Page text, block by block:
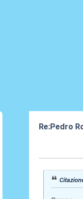
Re:Pedro